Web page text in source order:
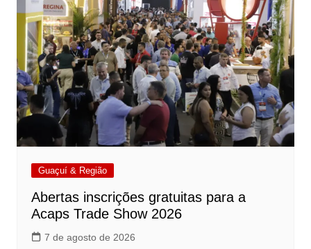
Guaçuí & Região
Abertas inscrições gratuitas para a
Acaps Trade Show 2026
7 de agosto de 2026